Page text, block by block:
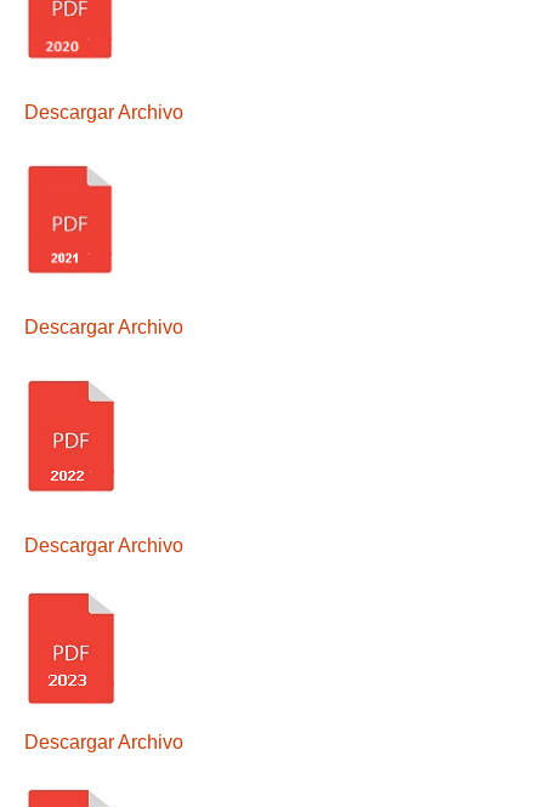
Descargar Archivo
Descargar Archivo
Descargar Archivo
Descargar Archivo